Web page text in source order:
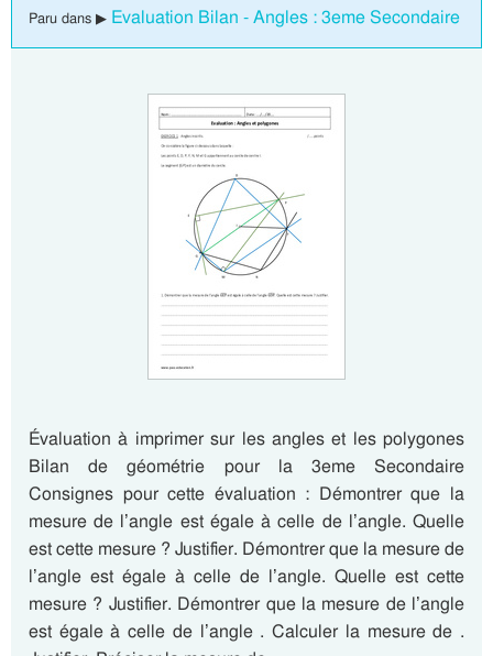
Paru dans ▶ Evaluation Bilan - Angles : 3eme Secondaire
Évaluation à imprimer sur les angles et les polygones
Bilan de géométrie pour la 3eme Secondaire
Consignes pour cette évaluation : Démontrer que la
mesure de l’angle est égale à celle de l’angle. Quelle
est cette mesure ? Justifier. Démontrer que la mesure de
l’angle est égale à celle de l’angle. Quelle est cette
mesure ? Justifier. Démontrer que la mesure de l’angle
est égale à celle de l’angle . Calculer la mesure de .